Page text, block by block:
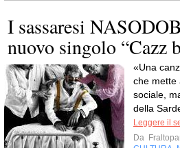
I sassaresi
nuovo singolo “Cazz
«Una
che mette
sociale,
della
Leggere il
Da